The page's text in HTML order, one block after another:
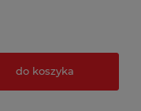
do koszyka